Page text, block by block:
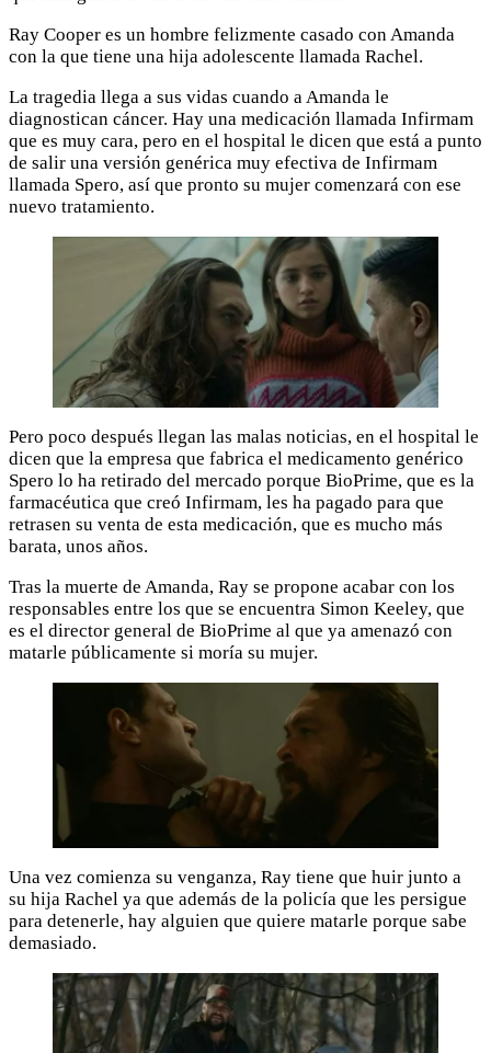
Ray Cooper es un hombre felizmente casado con Amanda
con la que tiene una hija adolescente llamada Rachel.
La tragedia llega a sus vidas cuando a Amanda le
diagnostican cáncer. Hay una medicación llamada Infirmam
que es muy cara, pero en el hospital le dicen que está a punto
de salir una versión genérica muy efectiva de Infirmam
llamada Spero, así que pronto su mujer comenzará con ese
nuevo tratamiento.
Pero poco después llegan las malas noticias, en el hospital le
dicen que la empresa que fabrica el medicamento genérico
Spero lo ha retirado del mercado porque BioPrime, que es la
farmacéutica que creó Infirmam, les ha pagado para que
retrasen su venta de esta medicación, que es mucho más
barata, unos años.
Tras la muerte de Amanda, Ray se propone acabar con los
responsables entre los que se encuentra Simon Keeley, que
es el director general de BioPrime al que ya amenazó con
matarle públicamente si moría su mujer.
Una vez comienza su venganza, Ray tiene que huir junto a
su hija Rachel ya que además de la policía que les persigue
para detenerle, hay alguien que quiere matarle porque sabe
demasiado.